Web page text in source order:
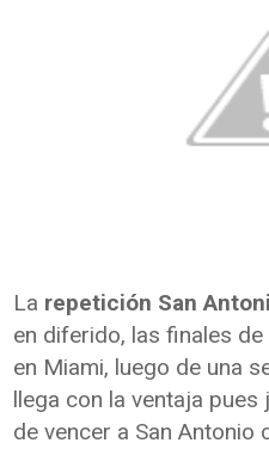
La repetición San
en diferido, las finales
en Miami, luego de una
llega con la ventaja
de vencer a San Antonio